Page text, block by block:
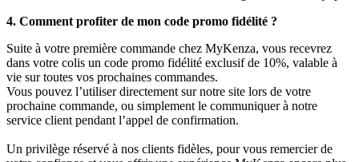
4. Comment profiter de mon code promo fidélité ?
Suite à votre première commande chez MyKenza, vous recevrez
dans votre colis un code promo fidélité exclusif de 10%, valable à
vie sur toutes vos prochaines commandes.
Vous pouvez l’utiliser directement sur notre site lors de votre
prochaine commande, ou simplement le communiquer à notre
service client pendant l’appel de confirmation.
Un privilège réservé à nos clients fidèles, pour vous remercier de